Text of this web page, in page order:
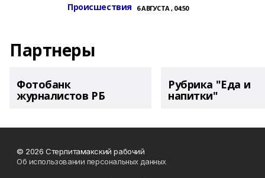
Происшествия 6 АВГУСТА , 04:50
Партнеры
Фотобанк
журналистов РБ
Рубрика "Еда и
напитки"
© 2026 Стерлитамакский рабочий
Об использовании персональных данных